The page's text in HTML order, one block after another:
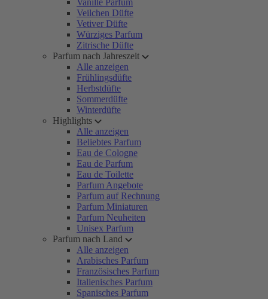
Vanille Parfum
Veilchen Düfte
Vetiver Düfte
Würziges Parfum
Zitrische Düfte
Parfum nach Jahreszeit
Alle anzeigen
Frühlingsdüfte
Herbstdüfte
Sommerdüfte
Winterdüfte
Highlights
Alle anzeigen
Beliebtes Parfum
Eau de Cologne
Eau de Parfum
Eau de Toilette
Parfum Angebote
Parfum auf Rechnung
Parfum Miniaturen
Parfum Neuheiten
Unisex Parfum
Parfum nach Land
Alle anzeigen
Arabisches Parfum
Französisches Parfum
Italienisches Parfum
Spanisches Parfum